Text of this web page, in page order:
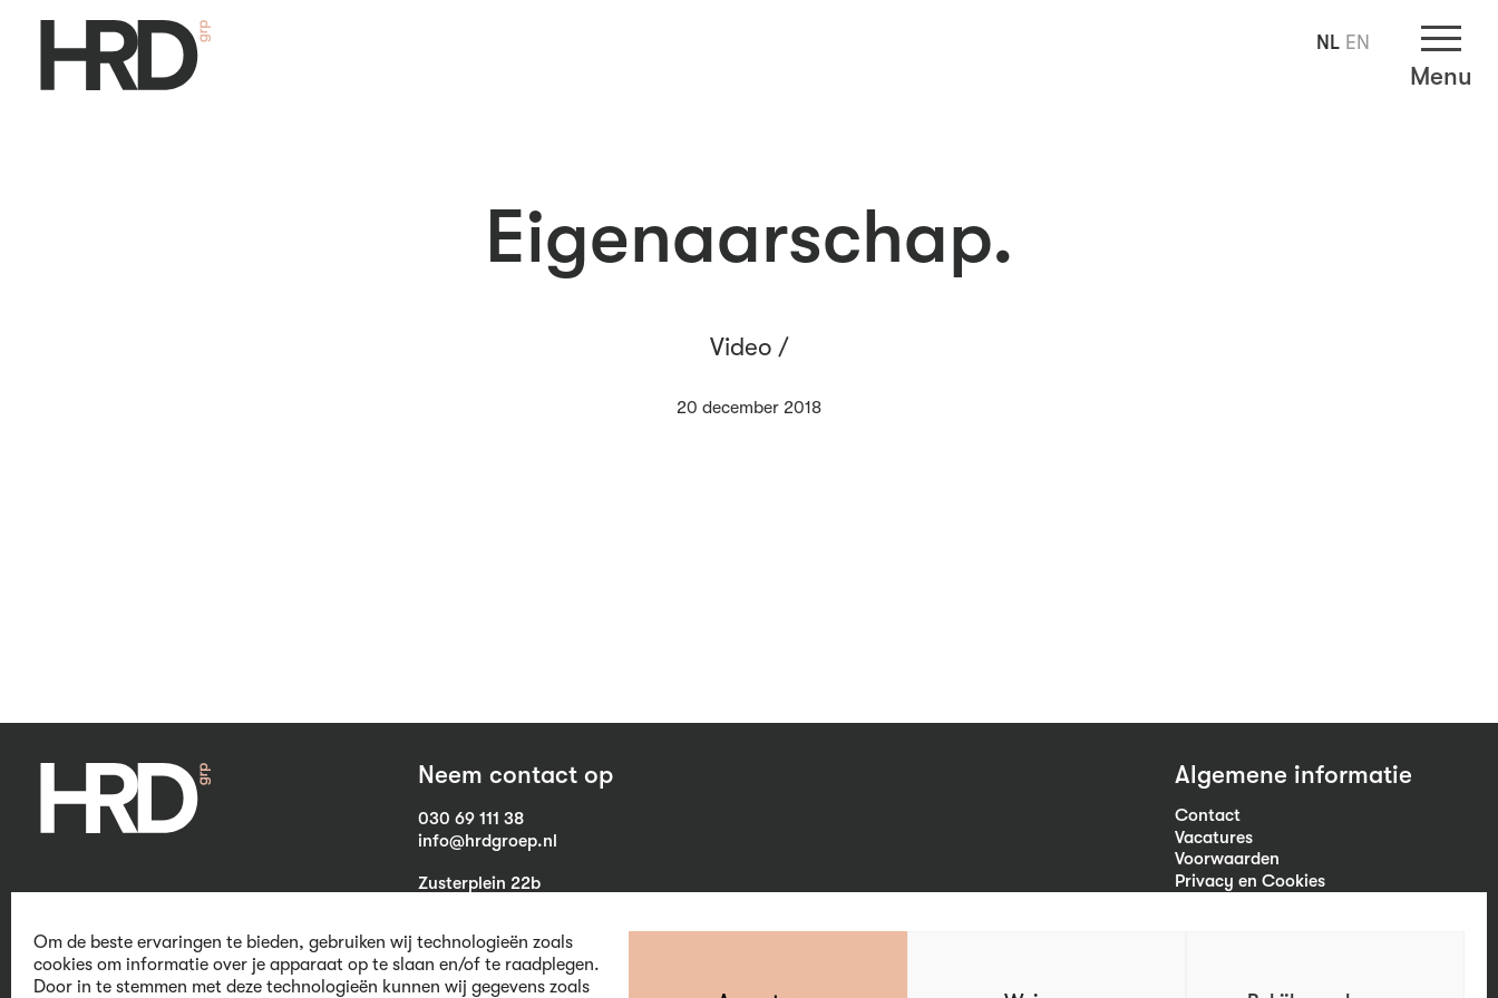
Om de beste ervaringen te bieden, gebruiken wij technologieën zoals
cookies om informatie over je apparaat op te slaan en/of te raadplegen.
Door in te stemmen met deze technologieën kunnen wij gegevens zoals
Menu
Eigenaarschap.
Video /
20 december 2018
Neem contact op
030 69 111 38
info@hrdgroep.nl
Zusterplein 22b
Algemene informatie
Contact
Vacatures
Voorwaarden
Privacy en Cookies
Volg ons
NL EN